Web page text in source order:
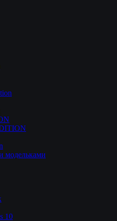
модельками
10